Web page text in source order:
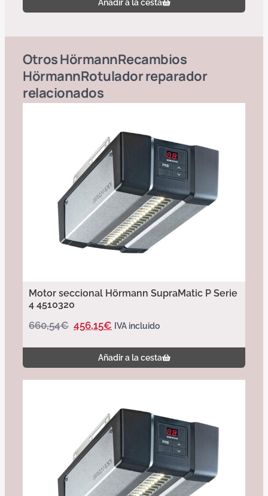
Añadir a la cesta
OtrosHörmannRecambios
HörmannRotulador reparador
relacionados
Motor seccional Hörmann SupraMatic P Serie
4 4510320
660,54€ 456,15€ IVA incluido
Añadir a la cesta